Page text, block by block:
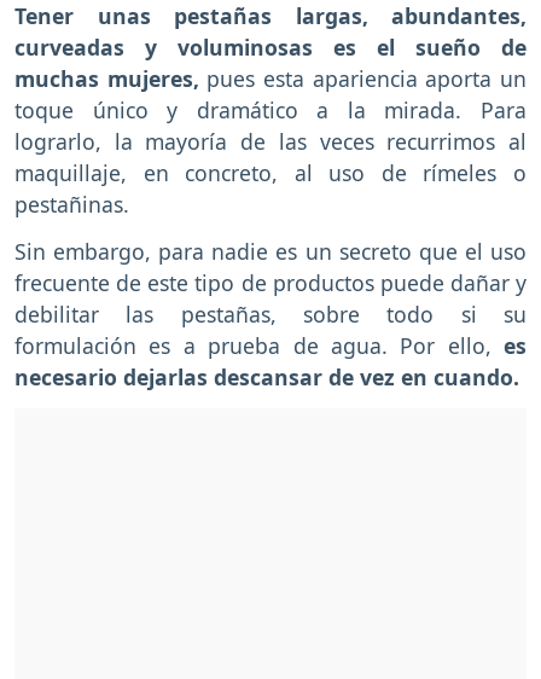
Tener unas pestañas largas, abundantes,
curveadas y voluminosas es el sueño de
muchas mujeres, pues esta apariencia aporta un
toque único y dramático a la mirada. Para
lograrlo, la mayoría de las veces recurrimos al
maquillaje, en concreto, al uso de rímeles o
pestañinas.
Sin embargo, para nadie es un secreto que el uso
frecuente de este tipo de productos puede dañar y
debilitar las pestañas, sobre todo si su
formulación es a prueba de agua. Por ello, es
necesario dejarlas descansar de vez en cuando.